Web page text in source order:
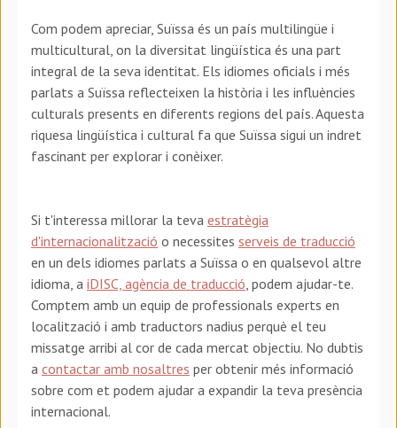
Com podem apreciar, Suïssa és un país multilingüe i
multicultural, on la diversitat lingüística és una part
integral de la seva identitat. Els idiomes oficials i més
parlats a Suïssa reflecteixen la història i les influències
culturals presents en diferents regions del país. Aquesta
riquesa lingüística i cultural fa que Suïssa sigui un indret
fascinant per explorar i conèixer.
Si t'interessa millorar la teva estratègia
d'internacionalització o necessites serveis de traducció
en un dels idiomes parlats a Suïssa o en qualsevol altre
idioma, a iDISC, agència de traducció , podem ajudar-te.
Comptem amb un equip de professionals experts en
localització i amb traductors nadius perquè el teu
missatge arribi al cor de cada mercat objectiu. No dubtis
a contactar amb nosaltres per obtenir més informació
sobre com et podem ajudar a expandir la teva presència
internacional.